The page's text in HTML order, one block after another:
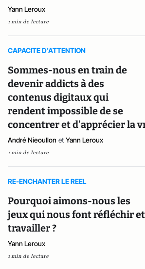
Yann Leroux
1 min de lecture
CAPACITE D'ATTENTION
Sommes-nous en train de
devenir addicts à des
contenus digitaux qui
rendent impossible de se
concentrer et d’apprécier la
André Nieoullon et Yann Leroux
1 min de lecture
RE-ENCHANTER LE REEL
Pourquoi aimons-nous les
jeux qui nous font réfléchir et
travailler ?
Yann Leroux
1 min de lecture